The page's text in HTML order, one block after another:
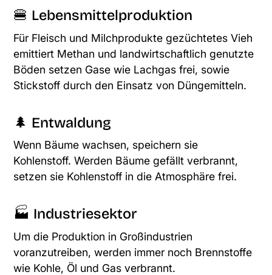
🍔 Lebensmittelproduktion
Für Fleisch und Milchprodukte gezüchtetes Vieh
emittiert Methan und landwirtschaftlich genutzte
Böden setzen Gase wie Lachgas frei, sowie
Stickstoff durch den Einsatz von Düngemitteln.
🌲 Entwaldung
Wenn Bäume wachsen, speichern sie
Kohlenstoff. Werden Bäume gefällt verbrannt,
setzen sie Kohlenstoff in die Atmosphäre frei.
🏭 Industriesektor
Um die Produktion in Großindustrien
voranzutreiben, werden immer noch Brennstoffe
wie Kohle, Öl und Gas verbrannt.